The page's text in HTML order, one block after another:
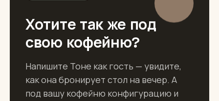
Хотите так же под
свою кофейню?
Напишите Тоне как гость — увидите,
как она бронирует стол на вечер. А
под вашу кофейню конфигурацию и